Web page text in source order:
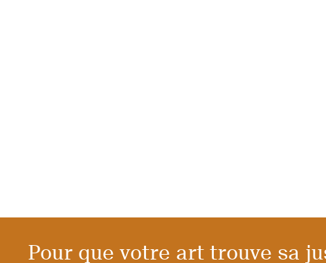
Pour que votre art trouve sa